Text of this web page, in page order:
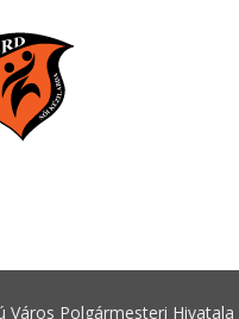
Város Polgármesteri Hivatala